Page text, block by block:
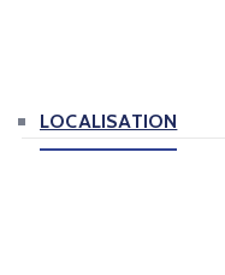
LOCALISATION